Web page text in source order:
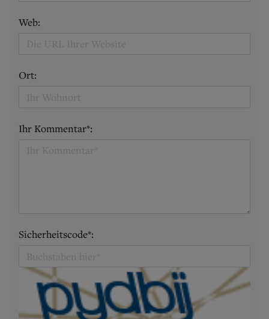
Web:
Ort:
Ihr Kommentar*:
Sicherheitscode*: